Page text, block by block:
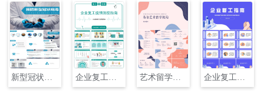
艺术留学指南辅导PPT